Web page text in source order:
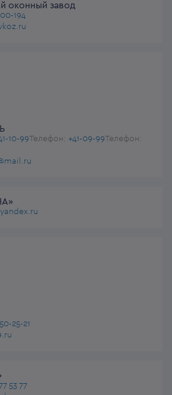
оконный завод
194
10-99 Телефон: +41-09-99 Телефон:
25-21
53 77